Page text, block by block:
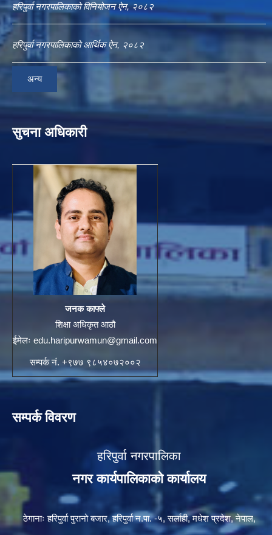
हरिपुर्वा नगरपालिकाको विनियोजन ऐन, २०८२
हरिपुर्वा नगरपालिकाको आर्थिक ऐन, २०८२
अन्य
सुचना अधिकारी
जनक काफ्ले
शिक्षा अधिकृत आठौ
ईमेलः edu.haripurwamun@gmail.com
सम्पर्क नं. +९७७ ९८५४०७२००२
सम्पर्क विवरण
हरिपुर्वा नगरपालिका
नगर कार्यपालिकाको कार्यालय
ठेगानाः हरिपुर्वा पुरानो बजार, हरिपुर्वा न.पा. -५, सर्लाही, मधेश प्रदेश, नेपाल,